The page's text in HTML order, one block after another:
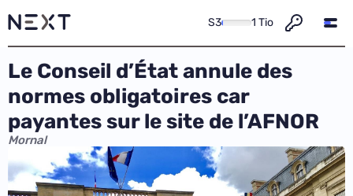
S3 1 Tio
Le Conseil d’État annule des
normes obligatoires car
payantes sur le site de l’AFNOR
Mornal